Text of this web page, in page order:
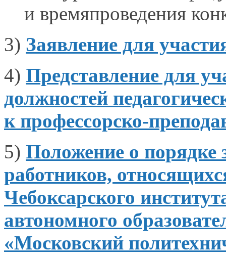
и времяпроведения
3) Заявление для
4) Представление для
должностей
к профессорско-
5) Положение о порядке
работников,
Чебоксарского
автономного
«Московский